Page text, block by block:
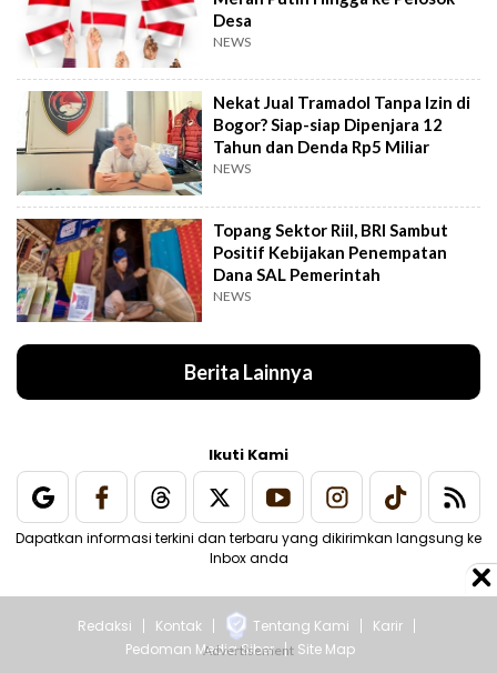
Desa
NEWS
Nekat Jual Tramadol Tanpa Izin di
Bogor? Siap-siap Dipenjara 12
Tahun dan Denda Rp5 Miliar
NEWS
Topang Sektor Riil, BRI Sambut
Positif Kebijakan Penempatan
Dana SAL Pemerintah
NEWS
Berita Lainnya
Ikuti Kami
Dapatkan informasi terkini dan terbaru yang dikirimkan langsung ke
Inbox anda
Redaksi Kontak Tentang Kami
Karir
Pedoman Media Siber
Site Map